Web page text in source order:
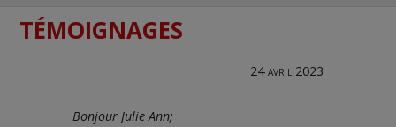
TÉMOIGNAGES
24 avril 2023
Bonjour Julie Ann;